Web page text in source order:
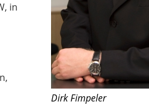
in
Dirk Fimpeler